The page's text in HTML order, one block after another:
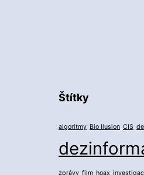
Štítky
algoritmy Bio Ilusion CIS
zprávy film hoax